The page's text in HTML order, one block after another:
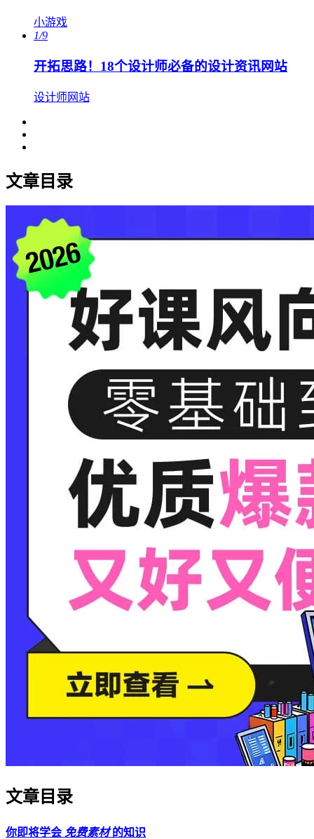
小游戏
1/9
开拓思路！18个设计师必备的设计资讯网站
设计师网站
文章目录
文章目录
你即将学会 免费素材的知识